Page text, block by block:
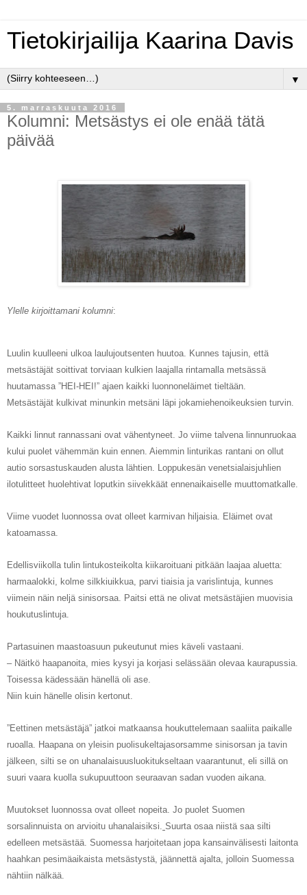
Tietokirjailija Kaarina Davis
▼
5. marraskuuta 2016
Kolumni: Metsästys ei ole enää tätä
päivää
Ylelle kirjoittamani kolumni:
Luulin kuulleeni ulkoa laulujoutsenten huutoa. Kunnes tajusin, että
metsästäjät soittivat torviaan kulkien laajalla rintamalla metsässä
huutamassa ”HEI-HEI!” ajaen kaikki luonnoneläimet tieltään.
Metsästäjät kulkivat minunkin metsäni läpi jokamiehenoikeuksien turvin.
Kaikki linnut rannassani ovat vähentyneet. Jo viime talvena linnunruokaa
kului puolet vähemmän kuin ennen. Aiemmin linturikas rantani on ollut
autio sorsastuskauden alusta lähtien. Loppukesän venetsialaisjuhlien
ilotulitteet huolehtivat loputkin siivekkäät ennenaikaiselle muuttomatkalle.
Viime vuodet luonnossa ovat olleet karmivan hiljaisia. Eläimet ovat
katoamassa.
Edellisviikolla tulin lintukosteikolta kiikaroituani pitkään laajaa aluetta:
harmaalokki, kolme silkkiuikkua, parvi tiaisia ja varislintuja, kunnes
viimein näin neljä sinisorsaa. Paitsi että ne olivat metsästäjien muovisia
houkutuslintuja.
Partasuinen maastoasuun pukeutunut mies käveli vastaani.
– Näitkö haapanoita, mies kysyi ja korjasi selässään olevaa kaurapussia.
Toisessa kädessään hänellä oli ase.
Niin kuin hänelle olisin kertonut.
”Eettinen metsästäjä” jatkoi matkaansa houkuttelemaan saaliita paikalle
ruoalla. Haapana on yleisin puolisukeltajasorsamme sinisorsan ja tavin
jälkeen, silti se on uhanalaisuusluokitukseltaan vaarantunut, eli sillä on
suuri vaara kuolla sukupuuttoon seuraavan sadan vuoden aikana.
Muutokset luonnossa ovat olleet nopeita. Jo puolet Suomen
sorsalinnuista on arvioitu uhanalaisiksi. Suurta osaa niistä saa silti
edelleen metsästää. Suomessa harjoitetaan jopa kansainvälisesti laitonta
haahkan pesimäaikaista metsästystä , jäännettä ajalta, jolloin Suomessa
nähtiin nälkää.